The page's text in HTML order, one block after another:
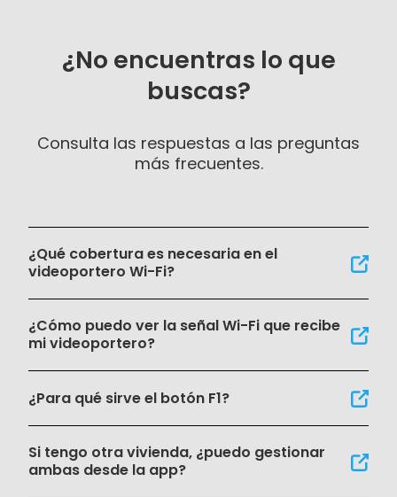
¿No encuentras lo que
buscas?
Consulta las respuestas a las preguntas
más frecuentes.
¿Qué cobertura es necesaria en el
videoportero Wi-Fi?
¿Cómo puedo ver la señal Wi-Fi que recibe
mi videoportero?
¿Para qué sirve el botón F1?
Si tengo otra vivienda, ¿puedo gestionar
ambas desde la app?